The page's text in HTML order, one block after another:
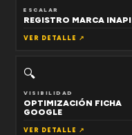
ESCALAR
REGISTRO MARCA INAPI
VER DETALLE ↗
🔍
VISIBILIDAD
OPTIMIZACIÓN FICHA
GOOGLE
VER DETALLE ↗